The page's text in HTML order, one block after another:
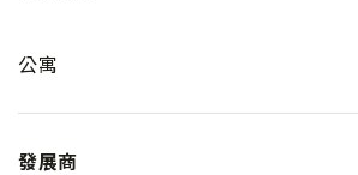
公寓
發展商